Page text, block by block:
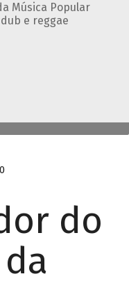
Música Popular
e reggae
do